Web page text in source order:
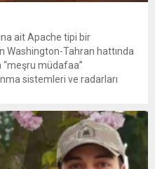
ait Apache tipi bir
Washington-Tahran hattında
“meşru müdafaa”
sistemleri ve radarları
verileceğini duyurdu....